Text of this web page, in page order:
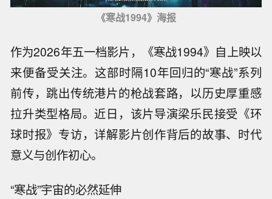
《寒战1994》海报
作为2026年五一档影片，《寒战1994》自上映以
来便备受关注。这部时隔10年回归的“寒战”系列
前传，跳出传统港片的枪战套路，以历史厚重感
拉升类型格局。近日，该片导演梁乐民接受《环
球时报》专访，详解影片创作背后的故事、时代
意义与创作初心。
“寒战”宇宙的必然延伸